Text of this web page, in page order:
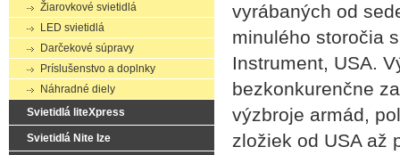
vyrábaných od
minulého storočia
Instrument, USA.
bezkonkurenčne
výzbroje armád,
zložiek od USA až
Žiarovkové svietidlá
LED svietidlá
Darčekové súpravy
Príslušenstvo a doplnky
Náhradné diely
Svietidlá liteXpress
Svietidlá Nite Ize